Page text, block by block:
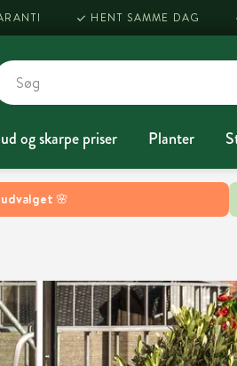
🌸
HENT SAMME DAG
og skarpe priser Planter